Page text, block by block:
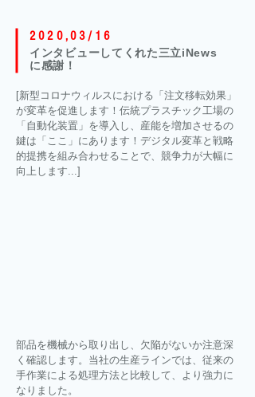
2020,03/16
インタビューしてくれた三立iNews
に感謝！
[新型コロナウィルスにおける「注文移転効果」
が変革を促進します！伝統プラスチック工場の
「自動化装置」を導入し、産能を増加させるの
鍵は「ここ」にあります！デジタル変革と戦略
的提携を組み合わせることで、競争力が大幅に
向上します...]
部品を機械から取り出し、欠陥がないか注意深
く確認します。当社の生産ラインでは、従来の
手作業による処理方法と比較して、より強力に
なりました。